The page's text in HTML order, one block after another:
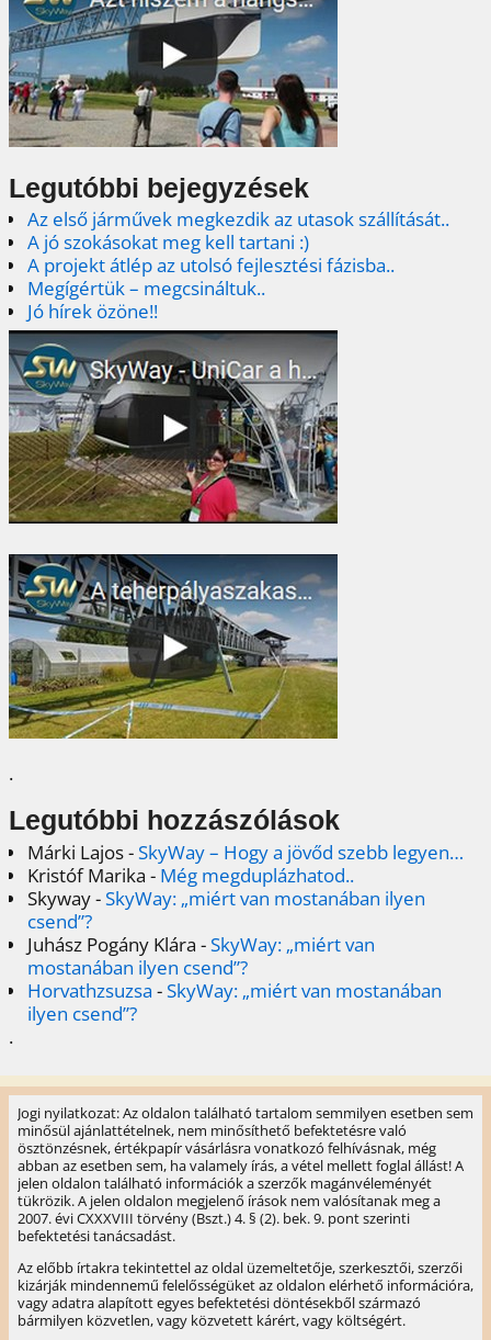
Legutóbbi bejegyzések
Az első járművek megkezdik az utasok szállítását..
A jó szokásokat meg kell tartani :)
A projekt átlép az utolsó fejlesztési fázisba..
Megígértük – megcsináltuk..
Jó hírek özöne!!
.
Legutóbbi hozzászólások
Márki Lajos-SkyWay – Hogy a jövőd szebb legyen…
Kristóf Marika - Még megduplázhatod..
Skyway-SkyWay: „miért van mostanában ilyen
csend”?
Juhász Pogány Klára -SkyWay: „miért van
mostanában ilyen csend”?
Horvathzsuzsa -SkyWay: „miért van mostanában
ilyen csend”?
.
Jogi nyilatkozat: Az oldalon található tartalom semmilyen esetben sem
minősül ajánlattételnek, nem minősíthető befektetésre való
ösztönzésnek, értékpapír vásárlásra vonatkozó felhívásnak, még
abban az esetben sem, ha valamely írás, a vétel mellett foglal állást! A
jelen oldalon található információk a szerzők magánvéleményét
tükrözik. A jelen oldalon megjelenő írások nem valósítanak meg a
2007. évi CXXXVIII törvény (Bszt.) 4. § (2). bek. 9. pont szerinti
befektetési tanácsadást.
Az előbb írtakra tekintettel az oldal üzemeltetője, szerkesztői, szerzői
kizárják mindennemű felelősségüket az oldalon elérhető információra,
vagy adatra alapított egyes befektetési döntésekből származó
bármilyen közvetlen, vagy közvetett kárért, vagy költségért.